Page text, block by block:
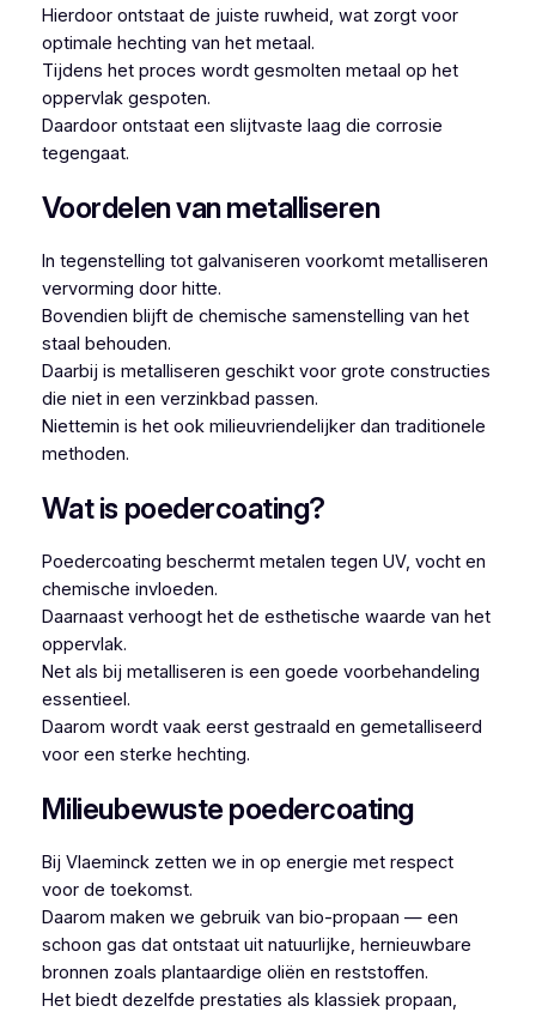
Hierdoor ontstaat de juiste ruwheid, wat zorgt voor
optimale hechting van het metaal.
Tijdens het proces wordt gesmolten metaal op het
oppervlak gespoten.
Daardoor ontstaat een slijtvaste laag die corrosie
tegengaat.
Voordelen van metalliseren
In tegenstelling tot galvaniseren voorkomt metalliseren
vervorming door hitte.
Bovendien blijft de chemische samenstelling van het
staal behouden.
Daarbij is metalliseren geschikt voor grote constructies
die niet in een verzinkbad passen.
Niettemin is het ook milieuvriendelijker dan traditionele
methoden.
Wat is poedercoating?
Poedercoating beschermt metalen tegen UV, vocht en
chemische invloeden.
Daarnaast verhoogt het de esthetische waarde van het
oppervlak.
Net als bij metalliseren is een goede voorbehandeling
essentieel.
Daarom wordt vaak eerst gestraald en gemetalliseerd
voor een sterke hechting.
Milieubewuste poedercoating
Bij Vlaeminck zetten we in op energie met respect
voor de toekomst.
Daarom maken we gebruik van bio-propaan — een
schoon gas dat ontstaat uit natuurlijke, hernieuwbare
bronnen zoals plantaardige oliën en reststoffen.
Het biedt dezelfde prestaties als klassiek propaan,